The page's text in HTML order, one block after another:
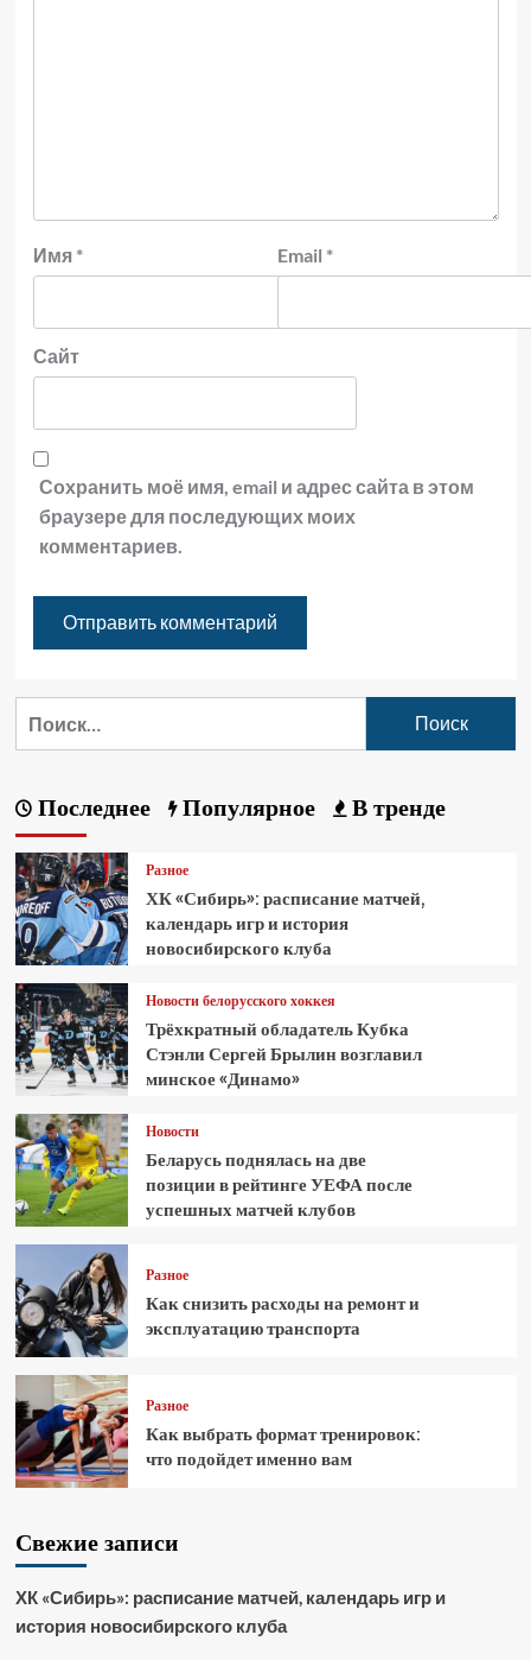
Имя * Email *
Сайт
Сохранить моё имя, email и адрес сайта в этом
браузере для последующих моих
комментариев.
Последнее Популярное В тренде
Разное
ХК «Сибирь»: расписание матчей,
календарь игр и история
новосибирского клуба
Новости белорусского хоккея
Трёхкратный обладатель Кубка
Стэнли Сергей Брылин возглавил
минское «Динамо»
Новости
Беларусь поднялась на две
позиции в рейтинге УЕФА после
успешных матчей клубов
Разное
Как снизить расходы на ремонт и
эксплуатацию транспорта
Разное
Как выбрать формат тренировок:
что подойдет именно вам
Свежие записи
ХК «Сибирь»: расписание матчей, календарь игр и
история новосибирского клуба